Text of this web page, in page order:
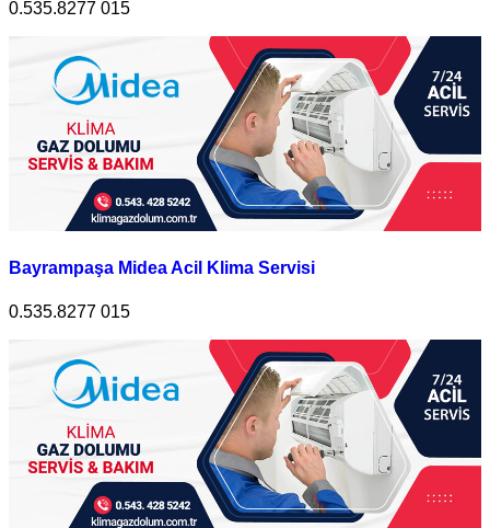
0.535.8277 015
Bayrampaşa Midea Acil Klima Servisi
0.535.8277 015